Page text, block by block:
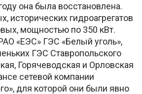
она была восстановлена.
исторических гидроагрегатов
мощностью по 350 кВт.
«ЕЭС» ГЭС «Белый уголь»,
ГЭС Ставропольского
Горячеводская и Орловская
сетевой компании
для которой они были явно